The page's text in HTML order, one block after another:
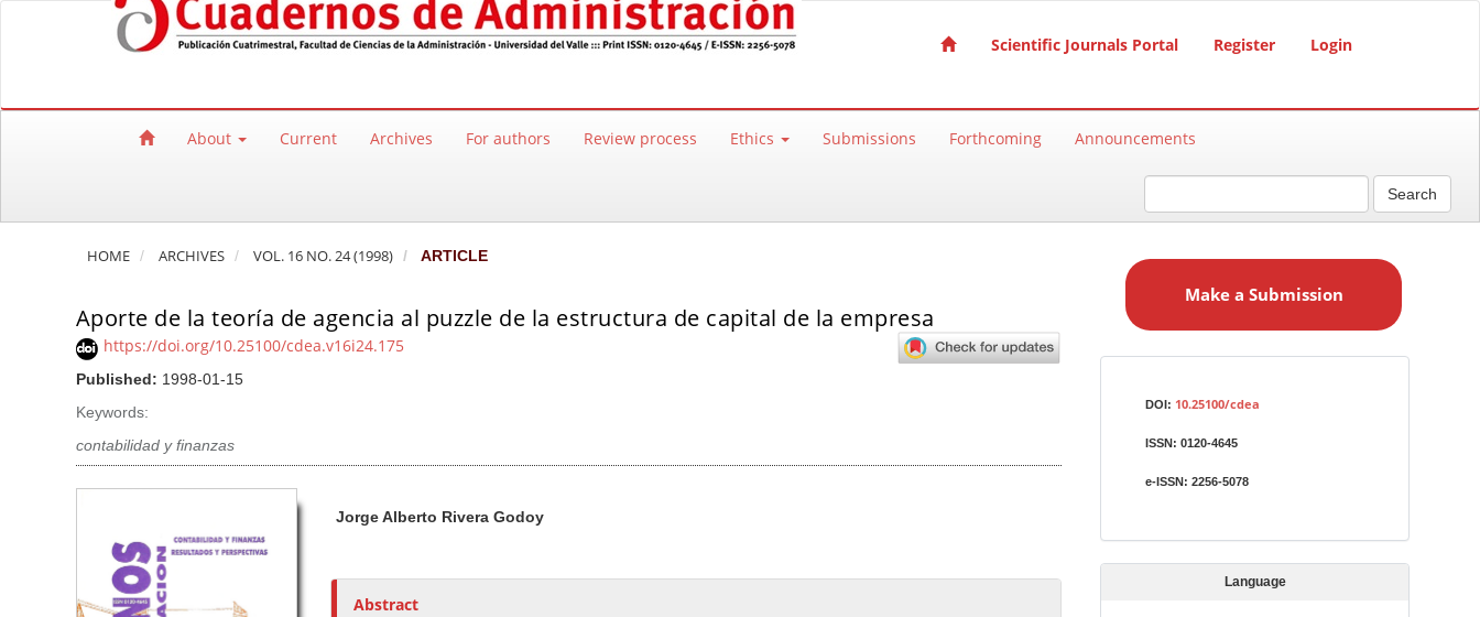
Quick jump to page content
Main Navigation
Scientific Journals Portal Register Login
About Current Archives For authors Review process Ethics Submissions Forthcoming Announcements
Search
HOME ARCHIVES VOL. 16 NO. 24 (1998) ARTICLE
Aporte de la teoría de agencia al puzzle de la estructura de capital de la empresa
https://doi.org/10.25100/cdea.v16i24.175
Published: 1998-01-15
Keywords:
contabilidad y finanzas
u
h
Jorge Alberto Rivera Godoy
Abstract
a
s
i
Make a Submission
DOI: 10.25100/cdea
ISSN: 0120-4645
e-ISSN: 2256-5078
Language